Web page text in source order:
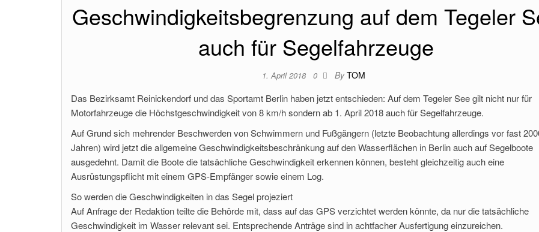
Geschwindigkeitsbegrenzung auf dem Tegeler
auch für Segelfahrzeuge
1. April 2018 0 By TOM
Das Bezirksamt Reinickendorf und das Sportamt Berlin haben jetzt entschieden: Auf dem Tegeler See gilt nicht nur für
Motorfahrzeuge die Höchstgeschwindigkeit von 8 km/h sondern ab 1. April 2018 auch für Segelfahrzeuge.
Auf Grund sich mehrender Beschwerden von Schwimmern und Fußgängern (letzte Beobachtung allerdings vor fast
Jahren) wird jetzt die allgemeine Geschwindigkeitsbeschränkung auf den Wasserflächen in Berlin auch auf Segelboote
ausgedehnt. Damit die Boote die tatsächliche Geschwindigkeit erkennen können, besteht gleichzeitig auch eine
Ausrüstungspflicht mit einem GPS-Empfänger sowie einem Log.
So werden die Geschwindigkeiten in das Segel projeziert
Auf Anfrage der Redaktion teilte die Behörde mit, dass auf das GPS verzichtet werden könnte, da nur die tatsächliche
Geschwindigkeit im Wasser relevant sei. Entsprechende Anträge sind in achtfacher Ausfertigung einzureichen.